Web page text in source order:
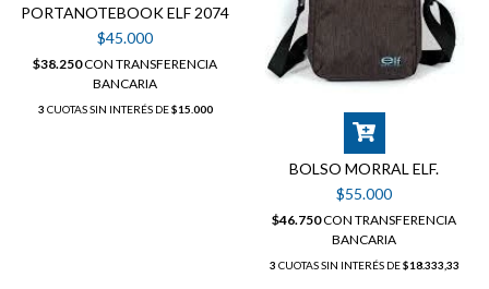
PORTANOTEBOOK ELF 2074
$45.000
$38.250CON TRANSFERENCIA
BANCARIA
3 CUOTAS SIN INTERÉS DE$15.000
BOLSO MORRAL ELF.
$55.000
$46.750CON TRANSFERENCIA
BANCARIA
3 CUOTAS SIN INTERÉS DE$18.333,33